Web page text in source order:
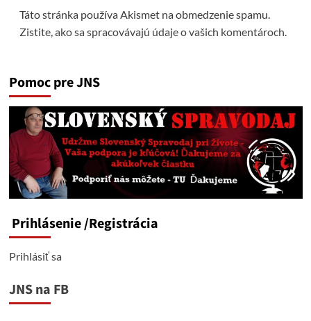
Táto stránka používa Akismet na obmedzenie spamu.
Zistite, ako sa spracovávajú údaje o vašich komentároch.
Pomoc pre JNS
Prihlásenie/Registrácia
Prihlásiť sa
JNS na FB